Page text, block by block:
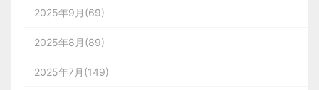
2025年9月(69)
2025年8月(89)
2025年7月(149)